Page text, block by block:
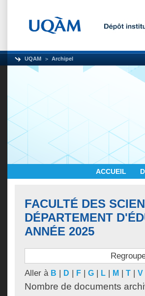
UQAM Archipel
ACCUEIL
FACULTÉ DES
DÉPARTEMENT
ANNÉE 2025
Aller à B | D | F | G | L | M | T | V
Nombre de documents